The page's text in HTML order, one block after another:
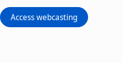
Access webcasting